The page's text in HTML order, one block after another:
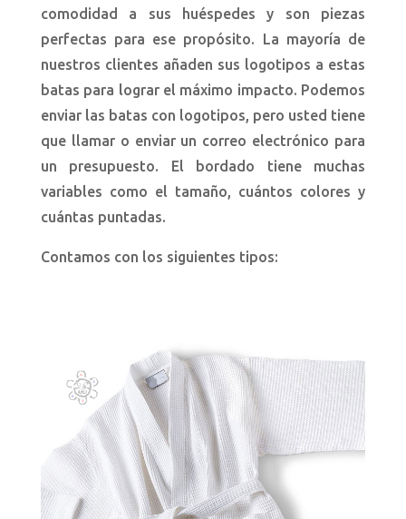
comodidad a sus huéspedes y son piezas
perfectas para ese propósito. La mayoría de
nuestros clientes añaden sus logotipos a estas
batas para lograr el máximo impacto. Podemos
enviar las batas con logotipos, pero usted tiene
que llamar o enviar un correo electrónico para
un presupuesto. El bordado tiene muchas
variables como el tamaño, cuántos colores y
cuántas puntadas.
Contamos con los siguientes tipos: